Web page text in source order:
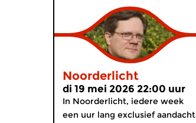
Noorderlicht
di 19 mei 2026 22:00 uur
In Noorderlicht, iedere week
een uur lang exclusief aandacht